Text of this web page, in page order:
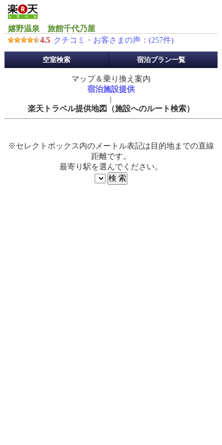
嬉野温泉 旅館千代乃屋
4.5 クチコミ・お客さまの声：(257件)
約
空室検索 宿泊プラン一覧
マップ＆乗り換え案内
宿泊施設提供
|
楽天トラベル提供地図（施設へのルート検索）
※セレクトボックス内のメートル表記は目的地までの直線
距離です。
最寄り駅を選んでください。